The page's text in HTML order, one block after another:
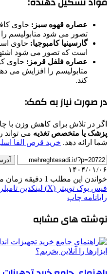
عصاره قهوه سبز: حاوی
تصور می شود متابولیسم
گارسینیا کامبوجیا:
است که تصور می شود
عصاره فلفل قرمز: حاوی
متابولیسم را افزایش می
کند.
در صورت نیاز به کمک:
اگر در تلاش برای کاهش وزن با
پزشک یا متخصص تغذیه می تواند
شما ارائه دهد. خرید قرص الفا
۱۴۰۴/۰۱/۰۶
خواندن این مطلب 1 دقیقه زمان میبرد
فیس بوک توییتر (X) لینکدین ‫تامبلر
رایانامه چاپ
نوشته های مشابه